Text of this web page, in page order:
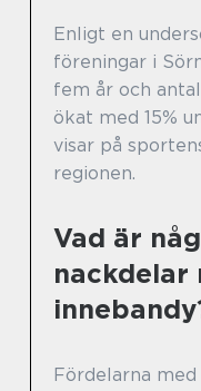
Enligt en
föreningar i
fem år och
ökat med 15%
visar på
regionen.
Vad är
nackdelar
Fördelarna